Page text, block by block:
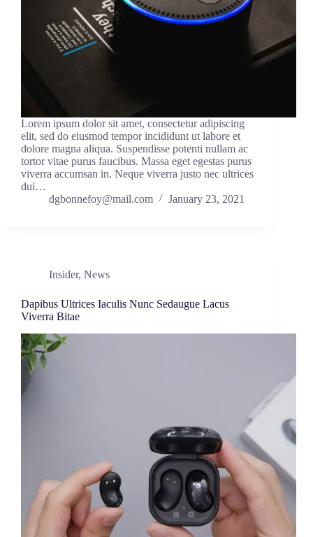
Lorem ipsum dolor sit amet, consectetur adipiscing
elit, sed do eiusmod tempor incididunt ut labore et
dolore magna aliqua. Suspendisse potenti nullam ac
tortor vitae purus faucibus. Massa eget egestas purus
viverra accumsan in. Neque viverra justo nec ultrices
dui…
dgbonnefoy@mail.com
January 23, 2021
Insider, News
Dapibus Ultrices Iaculis Nunc Sedaugue Lacus
Viverra Bitae